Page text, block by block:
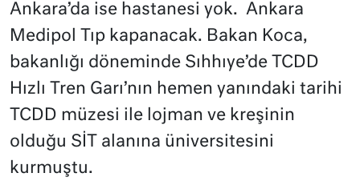
Ankara’da ise hastanesi yok. Ankara
Medipol Tıp kapanacak. Bakan Koca,
bakanlığı döneminde Sıhhıye’de TCDD
Hızlı Tren Garı’nın hemen yanındaki tarihi
TCDD müzesi ile lojman ve kreşinin
olduğu SİT alanına üniversitesini
kurmuştu.